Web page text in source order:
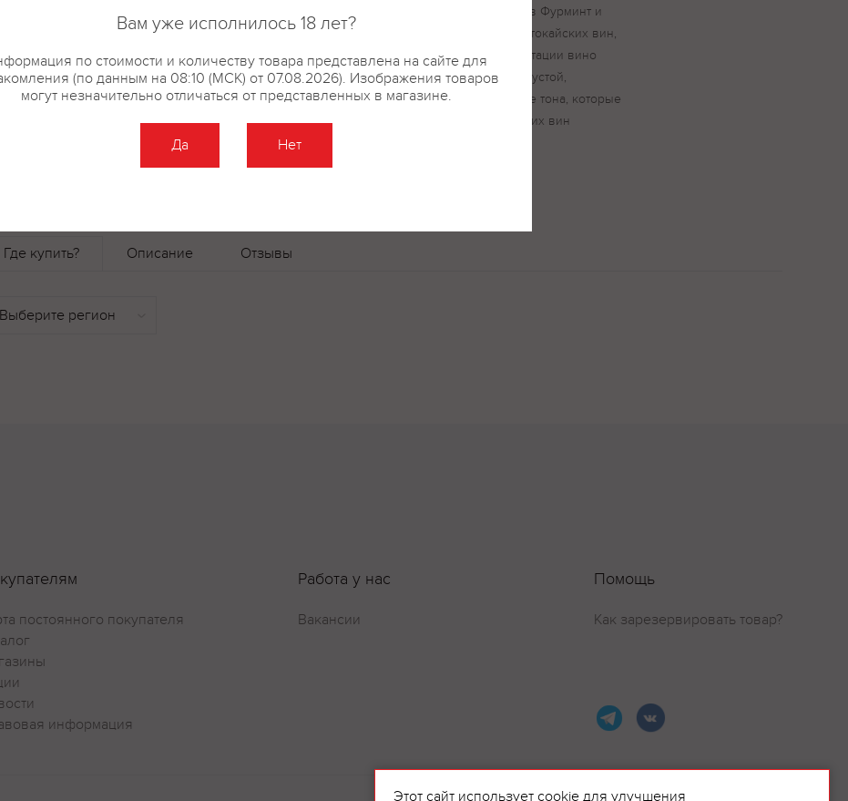
десерт. Его изготавливают из винограда сортов Фурминт и
Гарс-Левелю, классически используемых для токайских вин,
и белых сортов Кокур и Мускат. После ферментации вино
выдерживается 2 года в дубовых бочках. Его густой,
медовый вкус отличают узнаваемые смолистые тона, которые
составляют своеобразное очарование токайских вин
"Массандры".
Где купить? Описание Отзывы
Оставить отзыв
постоянного покупателя
информация
Работа у нас
Вакансии
Помощь
Как зарезервировать товар?
Этот сайт использует cookie для улучшения
Вам уже исполнилось 18 лет?
по стоимости и количеству товара представлена на сайте для
(по данным на 08:10 (МСК) от 07.08.2026). Изображения товаров
могут незначительно отличаться от представленных в магазине.
Да Нет